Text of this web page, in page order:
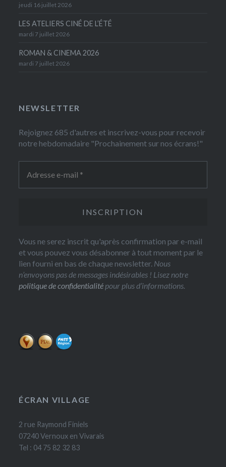
jeudi 16 juillet 2026
LES ATELIERS CINÉ DE L’ÉTÉ
mardi 7 juillet 2026
ROMAN & CINEMA 2026
mardi 7 juillet 2026
NEWSLETTER
Rejoignez 685 d'autres et inscrivez-vous pour recevoir
notre hebdomadaire "Prochainement sur nos écrans!"
Vous ne serez inscrit qu'après confirmation par e-mail
et vous pouvez vous désabonner à tout moment par le
lien fourni en bas de chaque newsletter. Nous
n’envoyons pas de messages indésirables ! Lisez notre
politique de confidentialité pour plus d’informations.
ÉCRAN VILLAGE
2 rue Raymond Finiels
07240 Vernoux en Vivarais
Tel : 04 75 82 32 83